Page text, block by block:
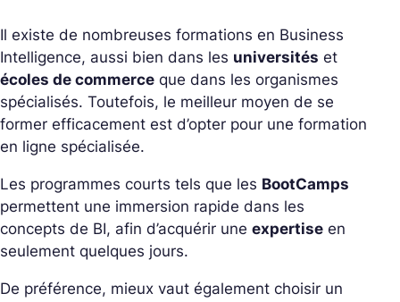
Il existe de nombreuses formations en Business
Intelligence, aussi bien dans les universités et
écoles de commerce que dans les organismes
spécialisés. Toutefois, le meilleur moyen de se
former efficacement est d’opter pour une formation
en ligne spécialisée.
Les programmes courts tels que les BootCamps
permettent une immersion rapide dans les
concepts de BI, afin d’acquérir une expertise en
seulement quelques jours.
De préférence, mieux vaut également choisir un